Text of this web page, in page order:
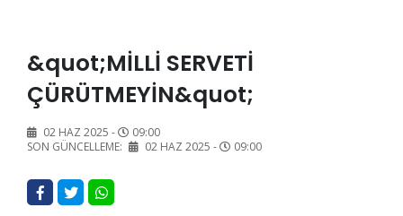
&quot;MİLLİ SERVETİ
ÇÜRÜTMEYİN&quot;
02 HAZ 2025 -
09:00
SON GÜNCELLEME:
02 HAZ 2025 - 09:00